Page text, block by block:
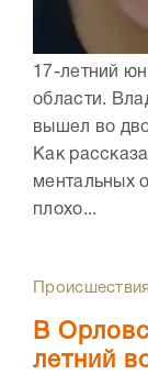
17-летний
области.
вышел во
Как
ментальных
плохо...
Происшествия
В
летний